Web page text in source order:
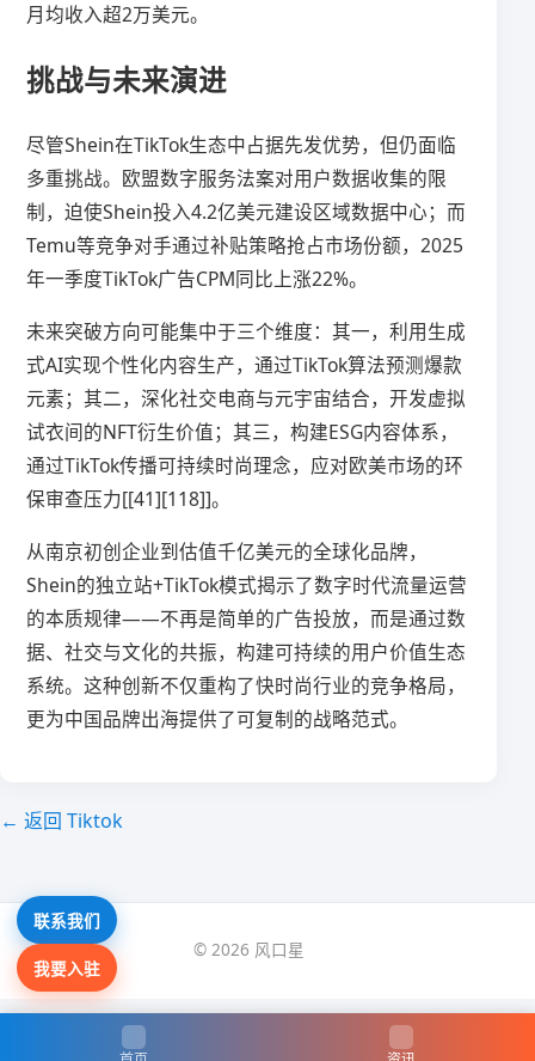
月均收入超2万美元。
挑战与未来演进
尽管Shein在TikTok生态中占据先发优势，但仍面临
多重挑战。欧盟数字服务法案对用户数据收集的限
制，迫使Shein投入4.2亿美元建设区域数据中心；而
Temu等竞争对手通过补贴策略抢占市场份额，2025
年一季度TikTok广告CPM同比上涨22%。
未来突破方向可能集中于三个维度：其一，利用生成
式AI实现个性化内容生产，通过TikTok算法预测爆款
元素；其二，深化社交电商与元宇宙结合，开发虚拟
试衣间的NFT衍生价值；其三，构建ESG内容体系，
通过TikTok传播可持续时尚理念，应对欧美市场的环
保审查压力[[41][118]]。
从南京初创企业到估值千亿美元的全球化品牌，
Shein的独立站+TikTok模式揭示了数字时代流量运营
的本质规律——不再是简单的广告投放，而是通过数
据、社交与文化的共振，构建可持续的用户价值生态
系统。这种创新不仅重构了快时尚行业的竞争格局，
更为中国品牌出海提供了可复制的战略范式。
← 返回 Tiktok
© 2026 风口星
联系我们
我要入驻